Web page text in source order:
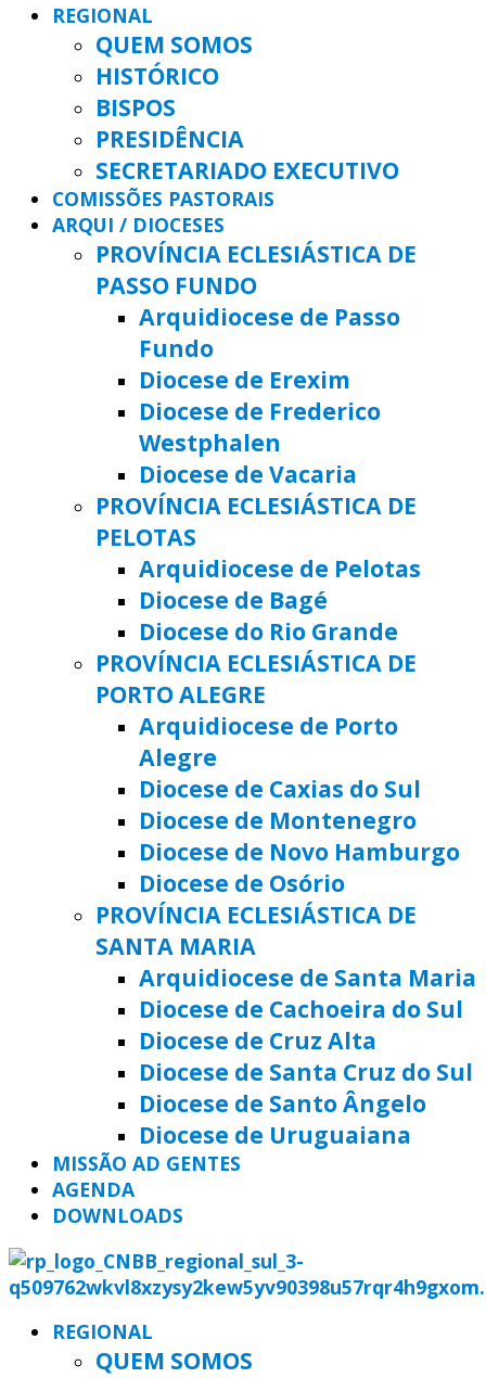
REGIONAL
QUEM SOMOS
HISTÓRICO
BISPOS
PRESIDÊNCIA
SECRETARIADO EXECUTIVO
COMISSÕES PASTORAIS
ARQUI / DIOCESES
PROVÍNCIA ECLESIÁSTICA DE
PASSO FUNDO
Arquidiocese de Passo
Fundo
Diocese de Erexim
Diocese de Frederico
Westphalen
Diocese de Vacaria
PROVÍNCIA ECLESIÁSTICA DE
PELOTAS
Arquidiocese de Pelotas
Diocese de Bagé
Diocese do Rio Grande
PROVÍNCIA ECLESIÁSTICA DE
PORTO ALEGRE
Arquidiocese de Porto
Alegre
Diocese de Caxias do Sul
Diocese de Montenegro
Diocese de Novo Hamburgo
Diocese de Osório
PROVÍNCIA ECLESIÁSTICA DE
SANTA MARIA
Arquidiocese de Santa Maria
Diocese de Cachoeira do Sul
Diocese de Cruz Alta
Diocese de Santa Cruz do Sul
Diocese de Santo Ângelo
Diocese de Uruguaiana
MISSÃO AD GENTES
AGENDA
DOWNLOADS
REGIONAL
QUEM SOMOS